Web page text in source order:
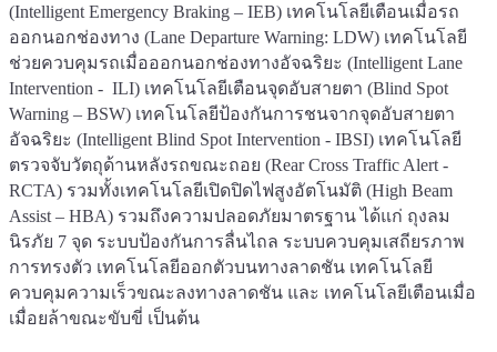
(Intelligent Emergency Braking – IEB) เทคโนโลยีเตือนเมื่อรถ
ออกนอกช่องทาง (Lane Departure Warning: LDW) เทคโนโลยี
ช่วยควบคุมรถเมื่อออกนอกช่องทางอัจฉริยะ (Intelligent Lane
Intervention - ILI) เทคโนโลยีเตือนจุดอับสายตา (Blind Spot
Warning – BSW) เทคโนโลยีป้องกันการชนจากจุดอับสายตา
อัจฉริยะ (Intelligent Blind Spot Intervention - IBSI) เทคโนโลยี
ตรวจจับวัตถุด้านหลังรถขณะถอย (Rear Cross Traffic Alert -
RCTA) รวมทั้งเทคโนโลยีเปิดปิดไฟสูงอัตโนมัติ (High Beam
Assist – HBA) รวมถึงความปลอดภัยมาตรฐาน ได้แก่ ถุงลม
นิรภัย 7 จุด ระบบป้องกันการลื่นไถล ระบบควบคุมเสถียรภาพ
การทรงตัว เทคโนโลยีออกตัวบนทางลาดชัน เทคโนโลยี
ควบคุมความเร็วขณะลงทางลาดชัน และ เทคโนโลยีเตือนเมื่อ
เมื่อยล้าขณะขับขี่ เป็นต้น